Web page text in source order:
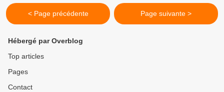
< Page précédente Page suivante >
Hébergé par Overblog
Top articles
Pages
Contact